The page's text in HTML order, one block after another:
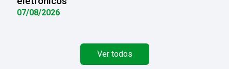
07/08/2026
Ver todos